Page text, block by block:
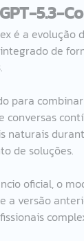
5.3-
é a evolução
de
para
conversas
naturais
de soluções.
oficial, o
a versão